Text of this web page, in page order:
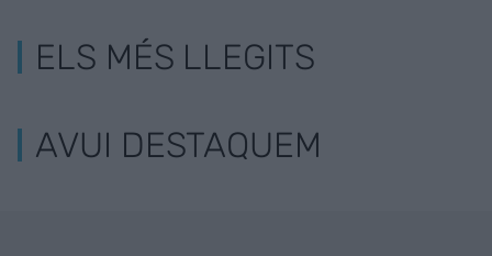
ELS MÉS LLEGITS
AVUI DESTAQUEM